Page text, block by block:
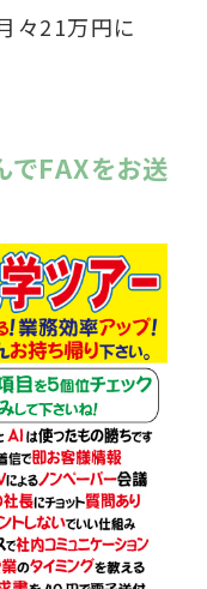
々21万円に
でFAXをお送